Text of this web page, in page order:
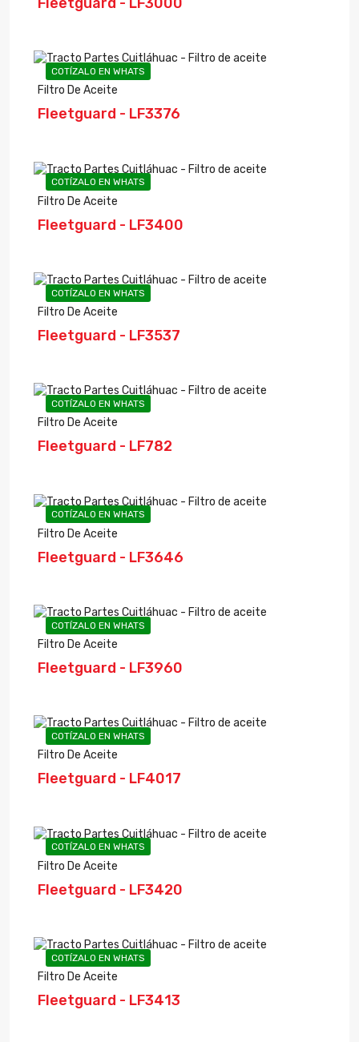
COTÍZALO EN WHATS
Filtro De Aceite
Fleetguard - LF3376
COTÍZALO EN WHATS
Filtro De Aceite
Fleetguard - LF3400
COTÍZALO EN WHATS
Filtro De Aceite
Fleetguard - LF3537
COTÍZALO EN WHATS
Filtro De Aceite
Fleetguard - LF782
COTÍZALO EN WHATS
Filtro De Aceite
Fleetguard - LF3646
COTÍZALO EN WHATS
Filtro De Aceite
Fleetguard - LF3960
COTÍZALO EN WHATS
Filtro De Aceite
Fleetguard - LF4017
COTÍZALO EN WHATS
Filtro De Aceite
Fleetguard - LF3420
COTÍZALO EN WHATS
Filtro De Aceite
Fleetguard - LF3413